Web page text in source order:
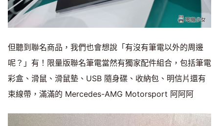
但聽到聯名商品，我們也會想說「有沒有筆電以外的周邊
呢？」有！限量版聯名筆電當然有獨家配件組合，包括筆電
彩盒、滑鼠、滑鼠墊、USB 隨身碟、收納包、明信片還有
束線帶，滿滿的 Mercedes-AMG Motorsport 阿阿阿